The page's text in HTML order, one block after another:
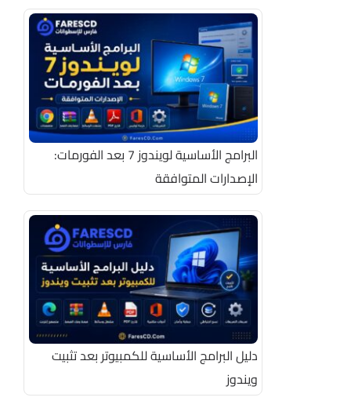
البرامج الأساسية لويندوز 7 بعد الفورمات:
الإصدارات المتوافقة
دليل البرامج الأساسية للكمبيوتر بعد تثبيت
ويندوز